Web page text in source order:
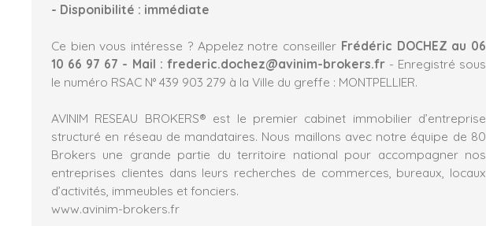
- Disponibilité : immédiate
Ce bien vous intéresse ? Appelez notre conseiller Frédéric DOCHEZ au 06
10 66 97 67 - Mail : frederic.dochez@avinim-brokers.fr- Enregistré sous
le numéro RSAC N° 439 903 279 à la Ville du greffe : MONTPELLIER.
AVINIM RESEAU BROKERS® est le premier cabinet immobilier d’entreprise
structuré en réseau de mandataires. Nous maillons avec notre équipe de 80
Brokers une grande partie du territoire national pour accompagner nos
entreprises clientes dans leurs recherches de commerces, bureaux, locaux
d’activités, immeubles et fonciers.
www.avinim-brokers.fr